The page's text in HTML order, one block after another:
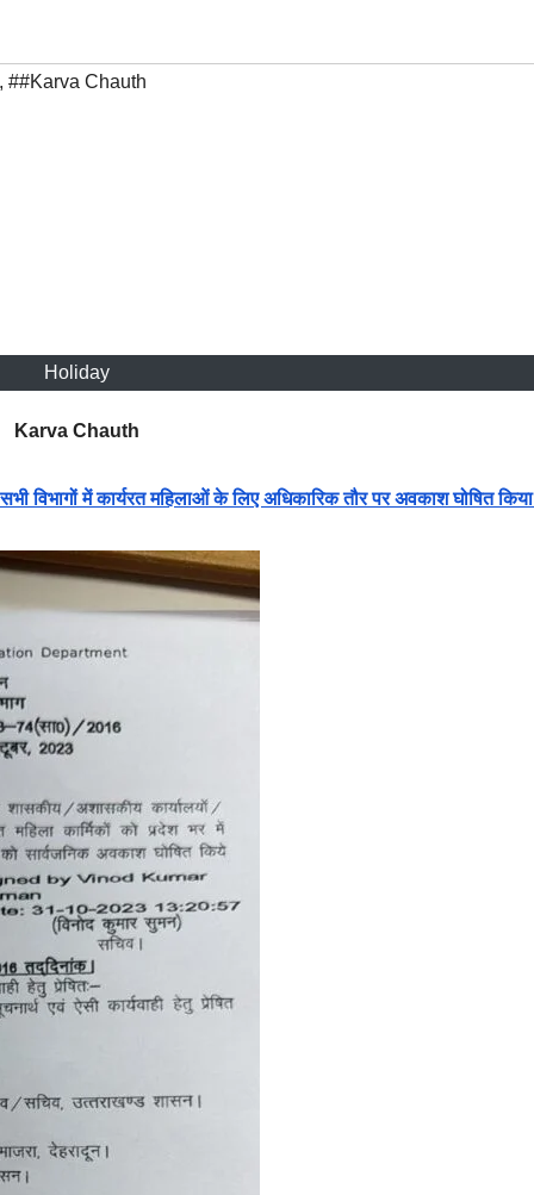
, ##Karva Chauth
Holiday
Karva Chauth
विभागों में कार्यरत महिलाओं के लिए अधिकारिक तौर पर अवकाश घोषित